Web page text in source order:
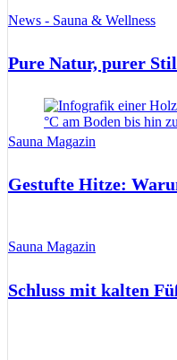
News - Sauna & Wellness
Pure Natur, purer
Sauna Magazin
Gestufte Hitze:
Sauna Magazin
Schluss mit kalten